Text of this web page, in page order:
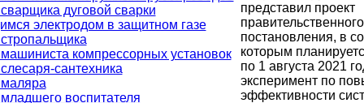
дуговой сварки
электродом в защитном газе
компрессорных установок
сантехника
воспитателя
представил проект
правительственного
постановления, в
которым
по 1 августа 2021
эксперимент по
эффективности